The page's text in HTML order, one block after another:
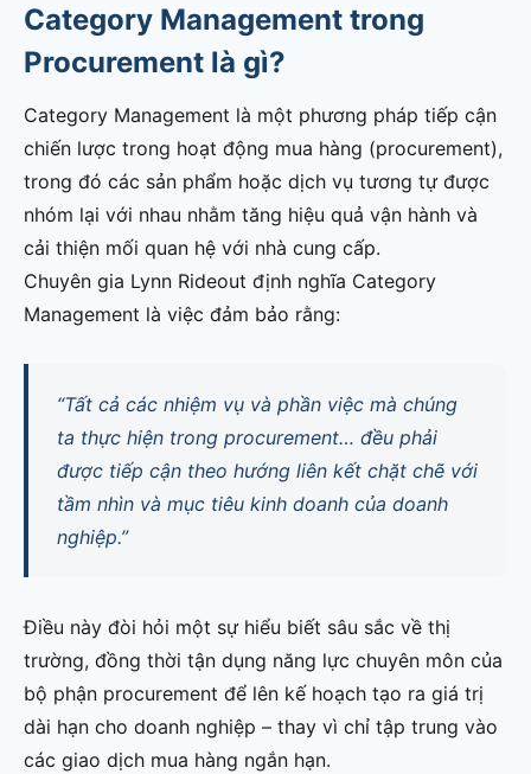
Category Management trong
Procurement là gì?
Category Management là một phương pháp tiếp cận
chiến lược trong hoạt động mua hàng (procurement),
trong đó các sản phẩm hoặc dịch vụ tương tự được
nhóm lại với nhau nhằm tăng hiệu quả vận hành và
cải thiện mối quan hệ với nhà cung cấp.
Chuyên gia Lynn Rideout định nghĩa Category
Management là việc đảm bảo rằng:
“Tất cả các nhiệm vụ và phần việc mà chúng
ta thực hiện trong procurement… đều phải
được tiếp cận theo hướng liên kết chặt chẽ với
tầm nhìn và mục tiêu kinh doanh của doanh
nghiệp.”
Điều này đòi hỏi một sự hiểu biết sâu sắc về thị
trường, đồng thời tận dụng năng lực chuyên môn của
bộ phận procurement để lên kế hoạch tạo ra giá trị
dài hạn cho doanh nghiệp – thay vì chỉ tập trung vào
các giao dịch mua hàng ngắn hạn.